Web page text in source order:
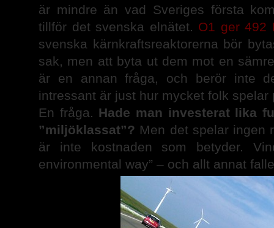
är mindre än vad Sveriges första
tillför det svenska elnätet. O1 ger 492
svenska kärnkraftsreaktorerna bör
sak, men att byta ut dem mot en
är en annan fråga, och berör inte
intressant är just hur mycket folk
En fråga. Hade man investerat lika
”miljöklassat”? Men det spelar ingen
är inte kostnaden som betyder.
environmental way” – och allt annat